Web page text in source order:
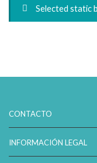
Selected static
CONTACTO
INFORMACIÓN LEGAL